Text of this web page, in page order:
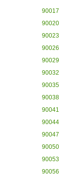
90017
90020
90023
90026
90029
90032
90035
90038
90041
90044
90047
90050
90053
90056